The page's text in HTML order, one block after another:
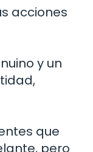
acciones
y un
que
pero